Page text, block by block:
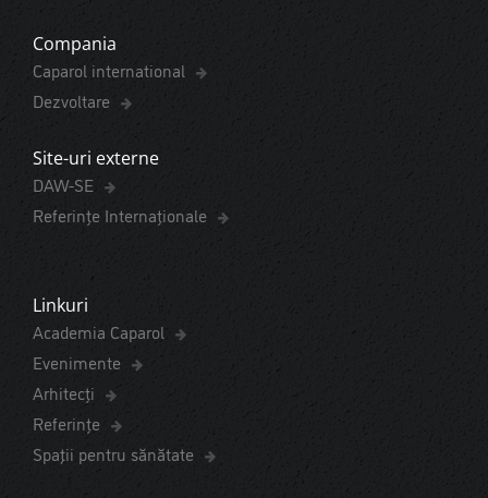
Compania
Caparol international
Dezvoltare
Site-uri externe
DAW-SE
Referințe Internaționale
Linkuri
Academia Caparol
Evenimente
Arhitecți
Referințe
Spaţii pentru sănătate